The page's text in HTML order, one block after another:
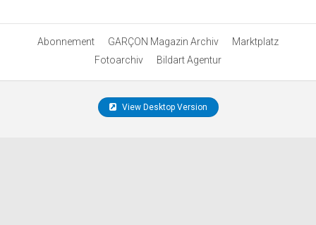
Abonnement GARÇON Magazin Archiv
Marktplatz
Fotoarchiv
Bildart Agentur
View Desktop Version